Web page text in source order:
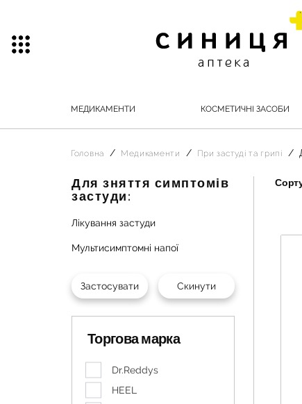
МЕДИКАМЕНТИ КОСМЕТИЧНІ ЗАСОБИ
Головна Медикаменти При застуді та грипі
Для зняття симптомів
застуди:
Лікування застуди
Мультисимптомні напої
Торгова марка
Dr.Reddys
HEEL